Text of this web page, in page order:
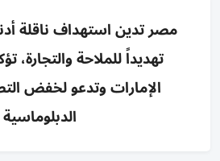
مصر تدين استهداف ناقلة
تهديداً للملاحة والتجارة،
الإمارات وتدعو لخفض
الدبلوماسية